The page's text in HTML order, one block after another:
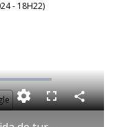
- 18H22)
F C
o